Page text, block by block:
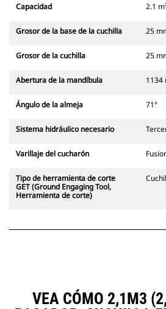
Capacidad 2.1
Grosor de la base de la cuchilla 25
Grosor de la cuchilla 25
Abertura de la mandíbula 1134
Ángulo de la almeja 71°
Sistema hidráulico necesario
Varillaje del cucharón
Tipo de herramienta de corte
GET (Ground Engaging Tool,
Herramienta de corte)
VEA CÓMO 2,1M3